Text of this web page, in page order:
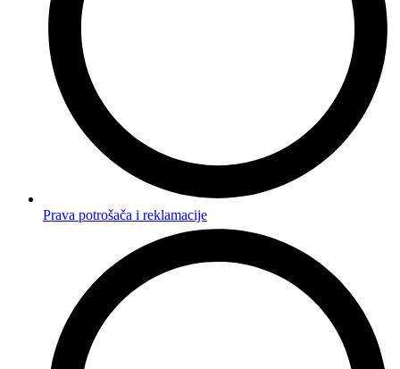
Prava potrošača i reklamacije